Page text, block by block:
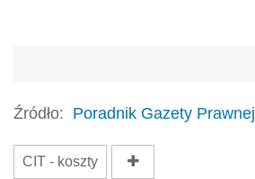
Źródło: Poradnik Gazety Prawnej
CIT - koszty